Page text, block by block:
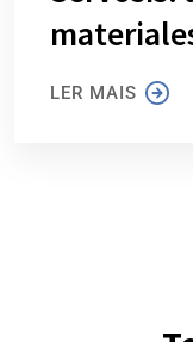
LER MAIS